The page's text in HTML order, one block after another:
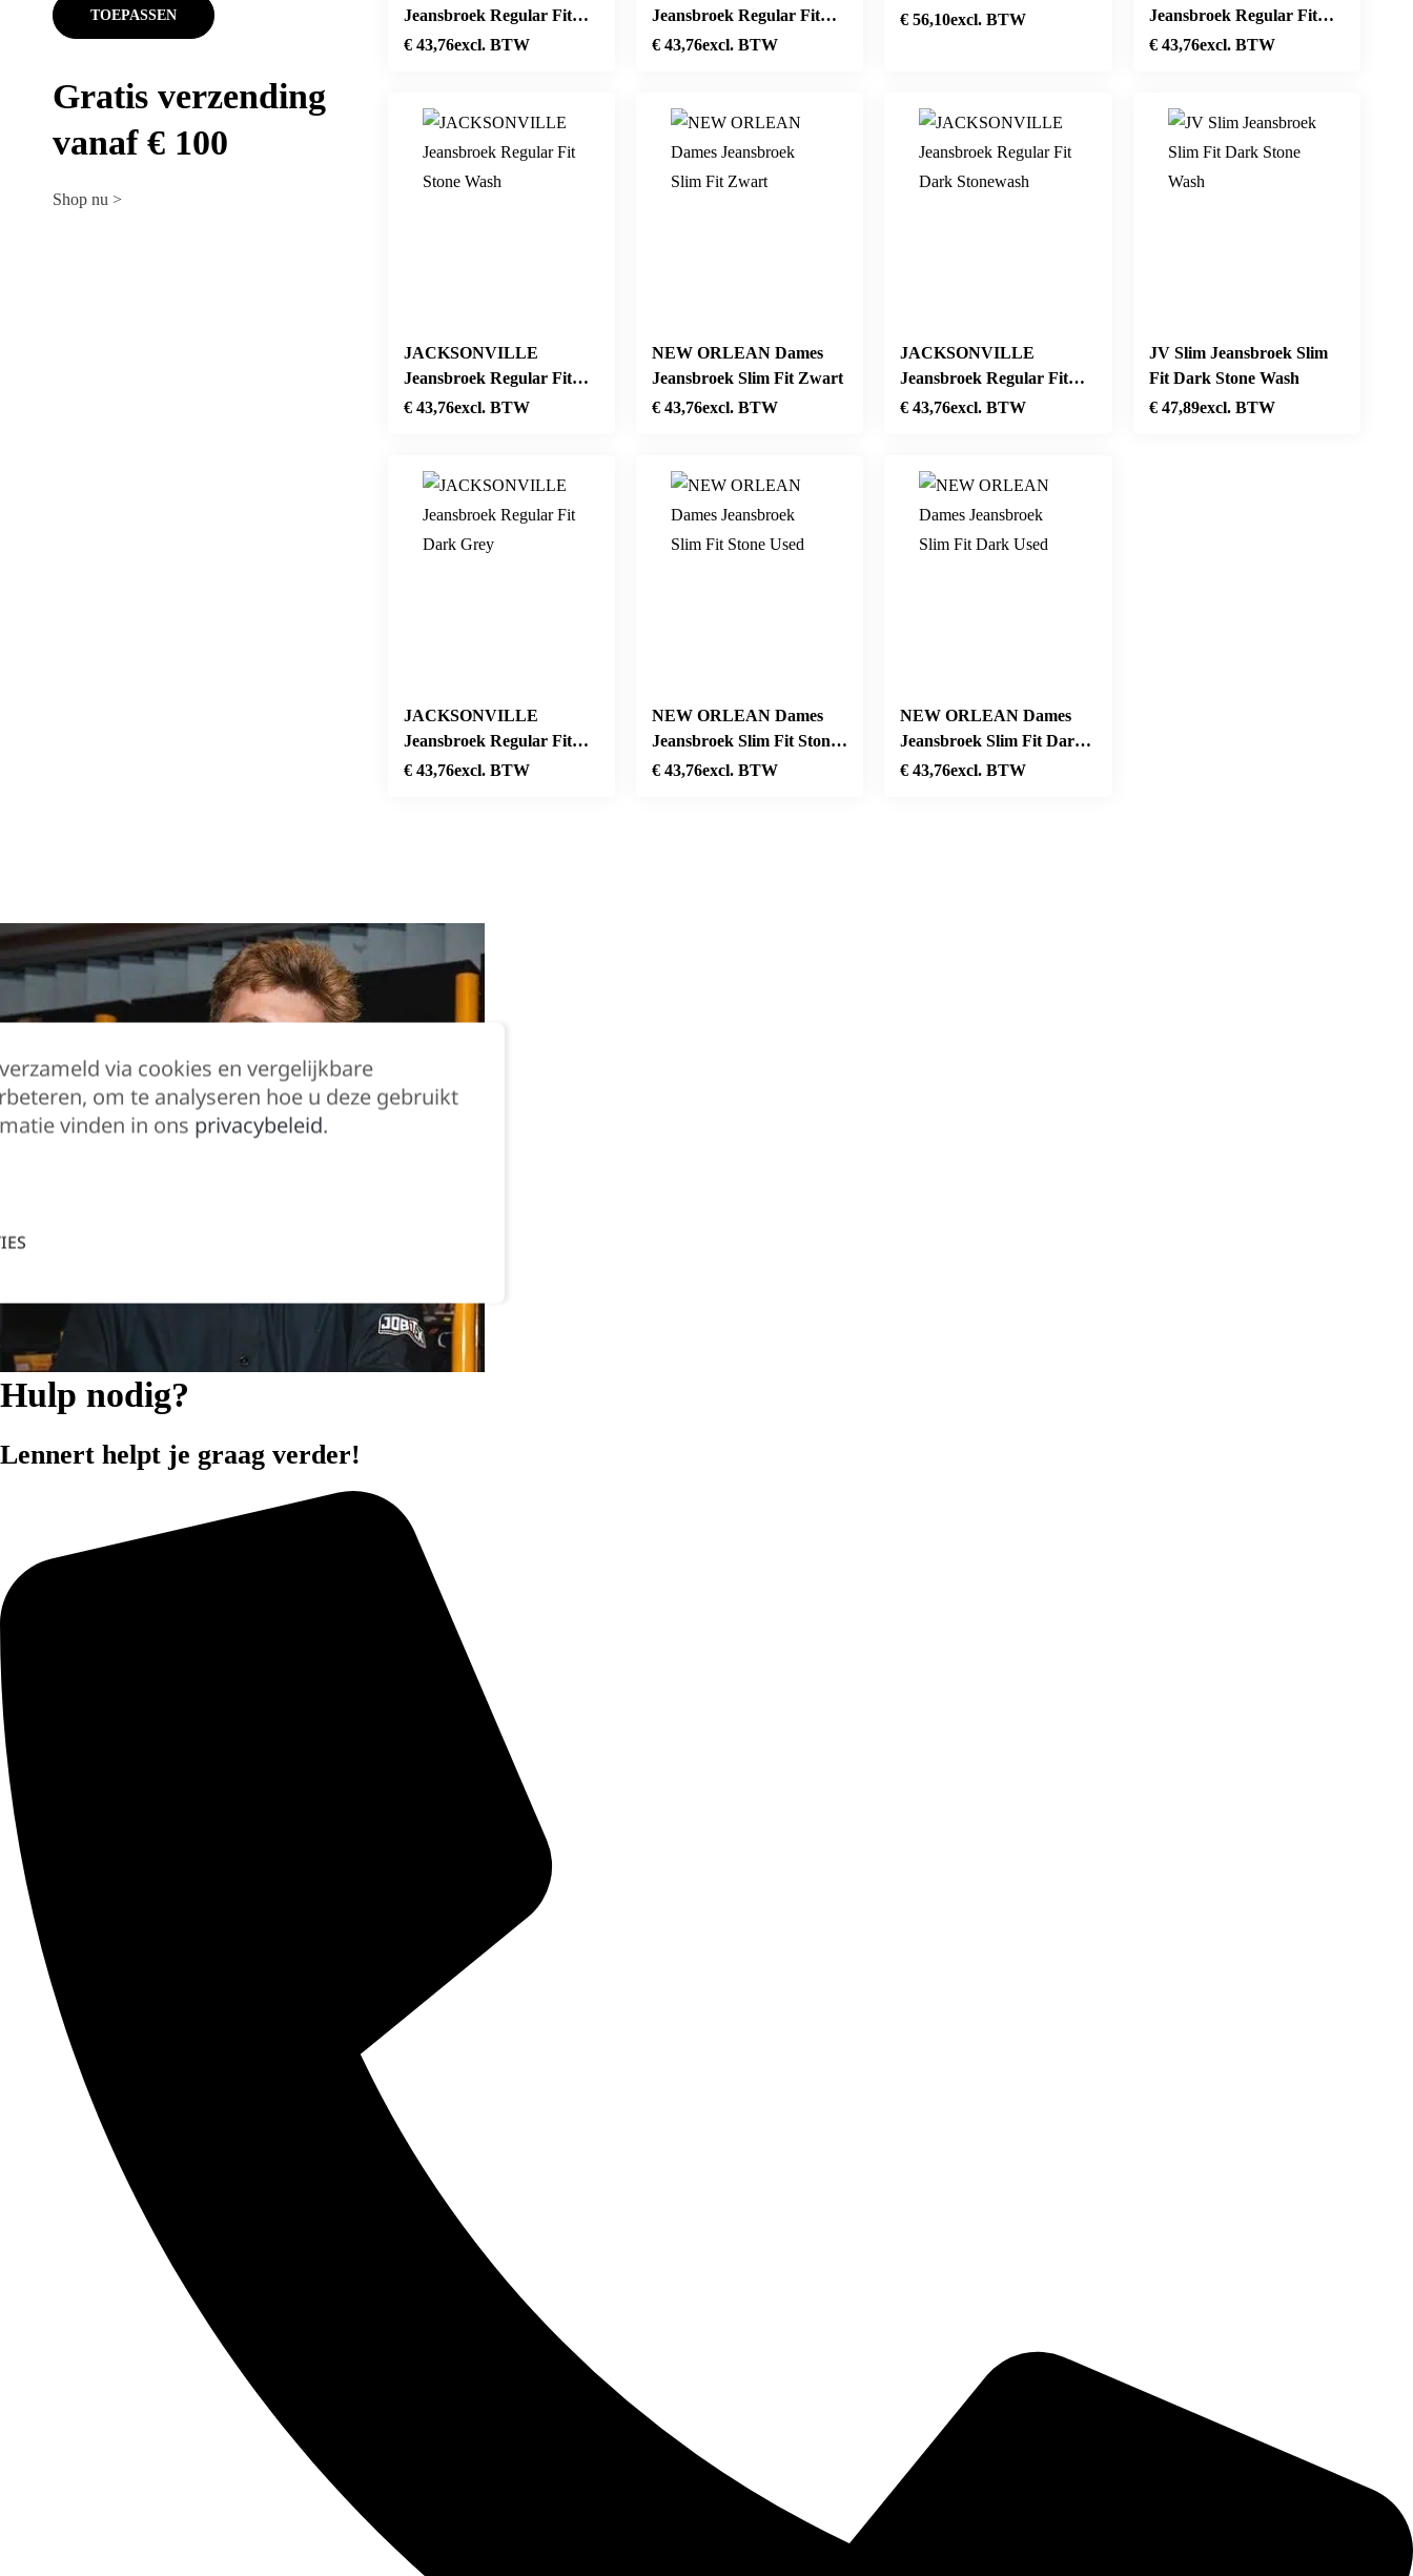
TOEPASSEN
Gratis verzending
vanaf € 100
Shop nu >
Jeansbroek Regular Fit
Light Grey
€43,76excl. BTW
Jeansbroek Regular Fit
Light Taupe
€43,76excl. BTW
€ 56,10excl. BTW
Jeansbroek Regular Fit
L’Army
€43,76excl. BTW
JACKSONVILLE
Jeansbroek Regular Fit
Stone Wash
€43,76excl. BTW
NEW ORLEAN Dames
Jeansbroek Slim Fit Zwart
€43,76excl. BTW
JACKSONVILLE
Jeansbroek Regular Fit
Dark Stonewash
€ 43,76excl. BTW
JV Slim Jeansbroek Slim
Fit Dark Stone Wash
€47,89excl. BTW
JACKSONVILLE
Jeansbroek Regular Fit
Dark Grey
€43,76excl. BTW
NEW ORLEAN Dames
Jeansbroek Slim Fit Stone
Used
€43,76excl. BTW
NEW ORLEAN Dames
Jeansbroek Slim Fit Dark
Used
€ 43,76excl. BTW
Hulp nodig?
Lennert helpt je graag verder!
via cookies en vergelijkbare
om te analyseren hoe u deze gebruikt
vinden in ons privacybeleid.